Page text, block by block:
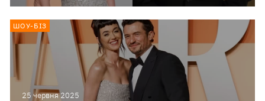
25 червня 2025
ШОУ-БІЗ